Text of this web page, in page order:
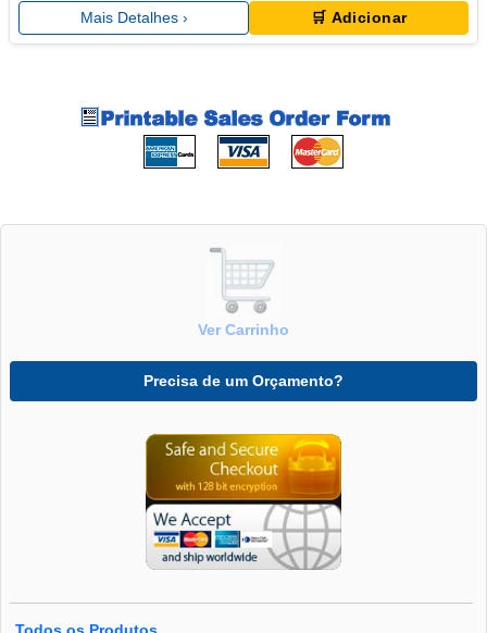
Mais Detalhes › 🛒 Adicionar
Ver Carrinho
Precisa de um Orçamento?